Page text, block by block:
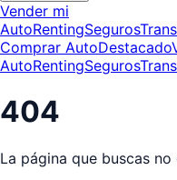
Vender mi
AutoRentingSeguros
Comprar AutoDestacado
AutoRentingSeguros
404
La página que buscas no